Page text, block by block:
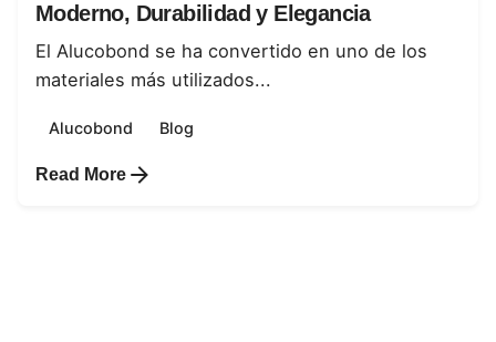
Moderno, Durabilidad y Elegancia
El Alucobond se ha convertido en uno de los
materiales más utilizados...
Alucobond Blog
Read More